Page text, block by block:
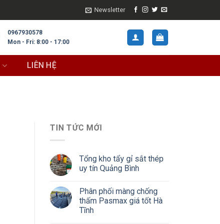
Newsletter
0967930578
Mon - Fri: 8:00 - 17:00
LIÊN HỆ
TIN TỨC MỚI
Tổng kho tẩy gỉ sắt thép
uy tín Quảng Bình
Phân phối màng chống
thấm Pasmax giá tốt Hà
Tĩnh